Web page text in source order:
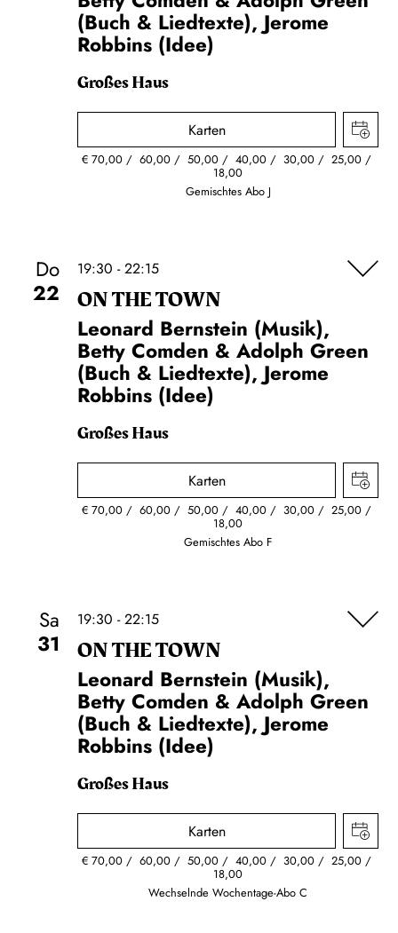
(Buch & Liedtexte), Jerome
Robbins (Idee)
Großes Haus
Karten
€ 70,00 60,00 50,00 40,00 30,00 25,00
18,00
Gemischtes Abo J
Do
22
19:30 - 22:15
ON THE TOWN
Leonard Bernstein (Musik),
Betty Comden & Adolph Green
(Buch & Liedtexte), Jerome
Robbins (Idee)
Großes Haus
Karten
€ 70,00 60,00 50,00 40,00 30,00 25,00
18,00
Gemischtes Abo F
Sa
31
19:30 - 22:15
ON THE TOWN
Leonard Bernstein (Musik),
Betty Comden & Adolph Green
(Buch & Liedtexte), Jerome
Robbins (Idee)
Großes Haus
Karten
€ 70,00 60,00 50,00 40,00 30,00 25,00
18,00
Wechselnde Wochentage-Abo C